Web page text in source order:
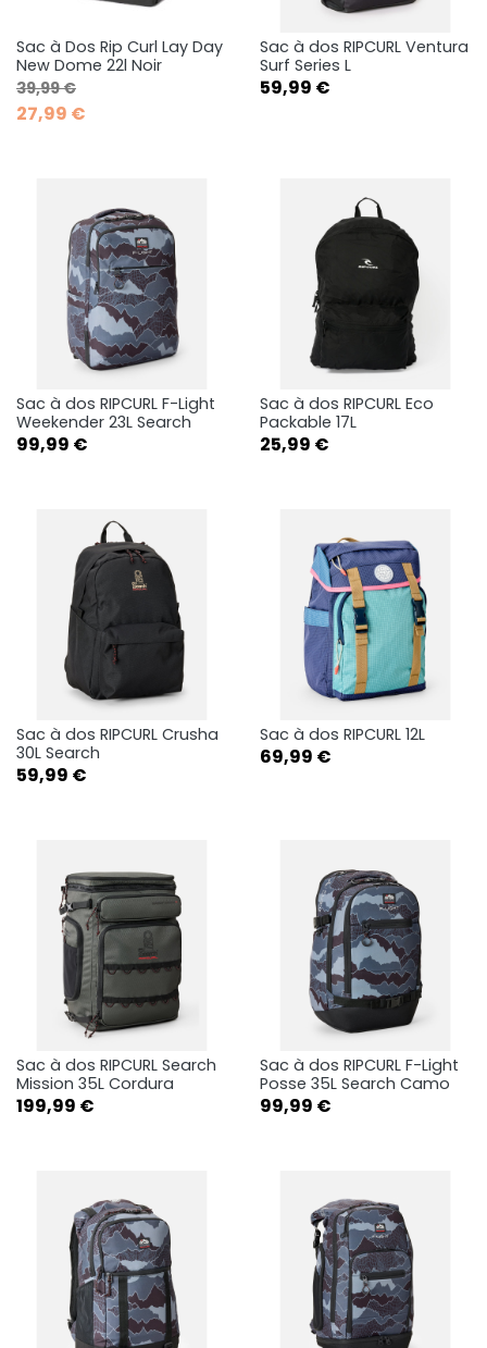
Sac à Dos Rip Curl Lay Day
New Dome 22l Noir
Prix de base
39,99 €Prix
27,99 €
Sac à dos RIPCURL Ventura
Surf Series L
Prix
59,99 €
Sac à dos RIPCURL F-Light
Weekender 23L Search
Prix
99,99 €
Sac à dos RIPCURL Eco
Packable 17L
Prix
25,99 €
Sac à dos RIPCURL Crusha
30L Search
Prix
59,99 €
Sac à dos RIPCURL 12L
Prix
69,99 €
Sac à dos RIPCURL Search
Mission 35L Cordura
Prix
199,99 €
Sac à dos RIPCURL F-Light
Posse 35L Search Camo
Prix
99,99 €